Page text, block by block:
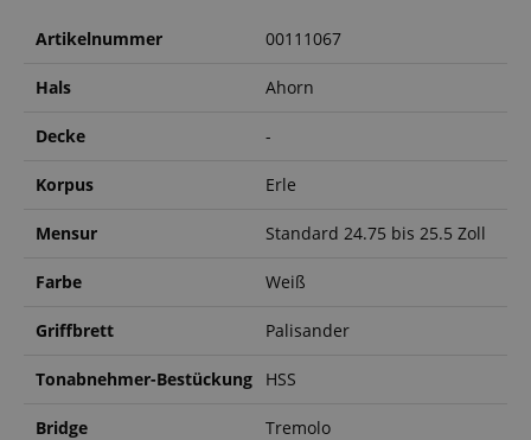
Artikelnummer 00111067
Hals Ahorn
Decke -
Korpus Erle
Mensur Standard 24.75 bis 25.5 Zoll
Farbe Weiß
Griffbrett Palisander
Tonabnehmer-Bestückung HSS
Bridge Tremolo